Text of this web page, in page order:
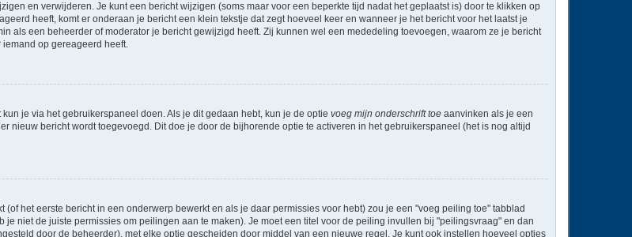
en verwijderen. Je kunt een bericht wijzigen (soms maar voor een beperkte tijd nadat het geplaatst is) door te klikken op
heeft, komt er onderaan je bericht een klein tekstje dat zegt hoeveel keer en wanneer je het bericht voor het laatst je
als een beheerder of moderator je bericht gewijzigd heeft. Zij kunnen wel een mededeling toevoegen, waarom ze je bericht
op gereageerd heeft.
je via het gebruikerspaneel doen. Als je dit gedaan hebt, kun je de optie voeg mijn onderschrift toe aanvinken als je een
nieuw bericht wordt toegevoegd. Dit doe je door de bijhorende optie te activeren in het gebruikerspaneel (het is nog altijd
het eerste bericht in een onderwerp bewerkt en als je daar permissies voor hebt) zou je een "voeg peiling toe" tabblad
niet de juiste permissies om peilingen aan te maken). Je moet een titel voor de peiling invullen bij "peilingsvraag" en dan
door de beheerder), met elke optie gescheiden door middel van een nieuwe regel. Je kunt ook instellen hoeveel opties